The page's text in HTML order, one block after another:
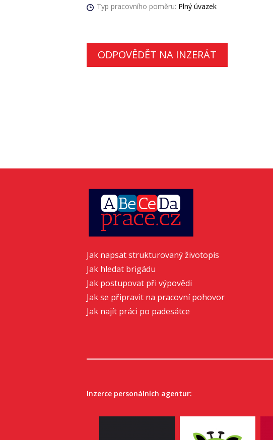
Typ pracovního poměru: Plný úvazek
ODPOVĚDĚT NA INZERÁT
Jak napsat strukturovaný životopis
Jak hledat brigádu
Jak postupovat při výpovědi
Jak se připravit na pracovní pohovor
Jak najít práci po padesátce
Inzerce personálních agentur: